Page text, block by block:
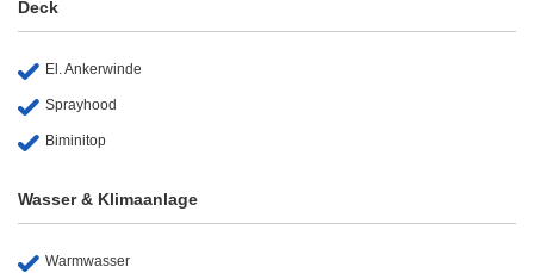
Deck
El. Ankerwinde
Sprayhood
Biminitop
Wasser & Klimaanlage
Warmwasser